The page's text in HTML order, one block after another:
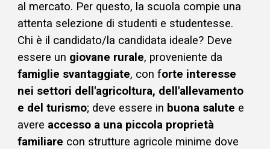
al mercato. Per questo, la scuola compie una
attenta selezione di studenti e studentesse.
Chi è il candidato/la candidata ideale? Deve
essere un giovane rurale, proveniente da
famiglie svantaggiate, con forte interesse
nei settori dell'agricoltura, dell'allevamento
e del turismo; deve essere in buona salute e
avere accesso a una piccola proprietà
familiare con strutture agricole minime dove